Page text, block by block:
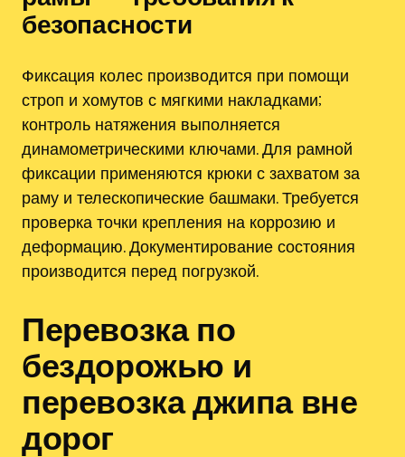
безопасности
Фиксация колес производится при помощи
строп и хомутов с мягкими накладками;
контроль натяжения выполняется
динамометрическими ключами. Для рамной
фиксации применяются крюки с захватом за
раму и телескопические башмаки. Требуется
проверка точки крепления на коррозию и
деформацию. Документирование состояния
производится перед погрузкой.
Перевозка по
бездорожью и
перевозка джипа вне
дорог